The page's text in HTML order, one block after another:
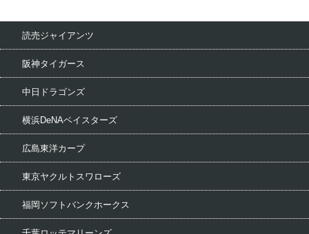
読売ジャイアンツ
阪神タイガース
中日ドラゴンズ
横浜DeNAベイスターズ
広島東洋カープ
東京ヤクルトスワローズ
福岡ソフトバンクホークス